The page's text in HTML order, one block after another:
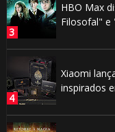
HBO Max
Filosofal" e
Xiaomi
inspirados